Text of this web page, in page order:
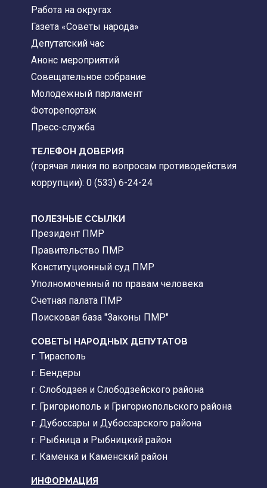
Работа на округах
Газета «Советы народа»
Депутатский час
Анонс мероприятий
Совещательное собрание
Молодежный парламент
Фоторепортаж
Пресс-служба
ТЕЛЕФОН ДОВЕРИЯ
(горячая линия по вопросам противодействия
коррупции): 0 (533) 6-24-24
ПОЛЕЗНЫЕ ССЫЛКИ
Президент ПМР
Правительство ПМР
Конституционный суд ПМР
Уполномоченный по правам человека
Счетная палата ПМР
Поисковая база "Законы ПМР"
СОВЕТЫ НАРОДНЫХ ДЕПУТАТОВ
г. Тирасполь
г. Бендеры
г. Слободзея и Слободзейского района
г. Григориополь и Григориопольского района
г. Дубоссары и Дубоссарского района
г. Рыбница и Рыбницкий район
г. Каменка и Каменский район
ИНФОРМАЦИЯ